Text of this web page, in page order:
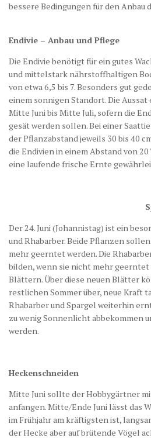
bessere Bedingungen für den Anbau
Endivie – Anbau und Pflege
Die Endivie benötigt für ein gutes
und mittelstark nährstoffhaltigen
von etwa 6,5 bis 7. Besonders gut
einem sonnigen Standort. Die
Mitte Juni bis Mitte Juli, sofern die
gesät werden sollen. Bei einer
der Pflanzabstand jeweils 30 bis 40
die Endivien in einem Abstand von 20
eine laufende frische Ernte
Der 24. Juni (Johannistag) ist ein
und Rhabarber. Beide Pflanzen
mehr geerntet werden. Die
bilden, wenn sie nicht mehr geerntet
Blättern. Über diese neuen Blätter
restlichen Sommer über, neue Kraft
Rhabarber und Spargel weiterhin
zu wenig Sonnenlicht abbekommen
werden.
Heckenschneiden
Mitte Juni sollte der Hobbygärtner
anfangen. Mitte/Ende Juni lässt das
im Frühjahr am kräftigsten ist,
der Hecke aber auf brütende Vögel